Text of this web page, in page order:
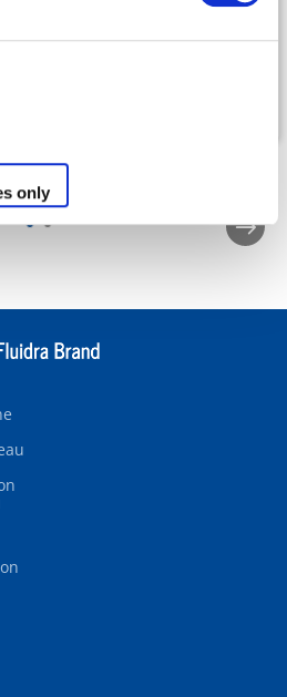
only
LA SIMPLICITÉ EN TOUTE
LIBERTÉ